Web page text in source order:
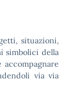
situazioni,
simbolici della
via via